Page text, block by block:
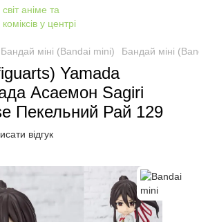
Бандай міні (Bandai mini) Бандай міні
Yamada
Асаемон Sagiri
Пекельний Рай 129
відгук